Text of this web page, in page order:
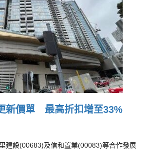
新價單 最高折扣增至33%
建設(00683)及信和置業(00083)等合作發展